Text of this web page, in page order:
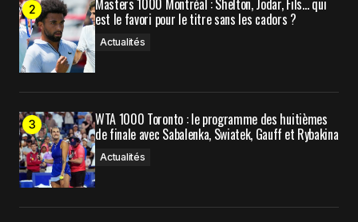
Prévenez-moi de tous les nouveaux articles par e-
Submit Comment
est le favori pour le titre sans les cadors ?
Actualités
WTA 1000 Toronto : le programme des huitièmes
de finale avec Sabalenka, Swiatek, Gauff et Rybakina
Actualités